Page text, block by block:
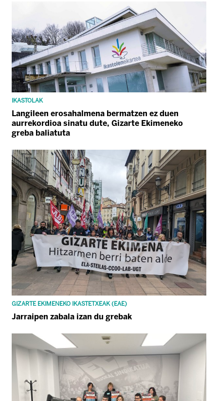
IKASTOLAK
Langileen erosahalmena bermatzen ez duen
aurrekordioa sinatu dute, Gizarte Ekimeneko
greba baliatuta
GIZARTE EKIMENEKO IKASTETXEAK (EAE)
Jarraipen zabala izan du grebak